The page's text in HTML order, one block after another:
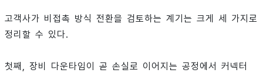
고객사가 비접촉 방식 전환을 검토하는 계기는 크게 세 가지로
정리할 수 있다.
첫째, 장비 다운타임이 곧 손실로 이어지는 공정에서 커넥터